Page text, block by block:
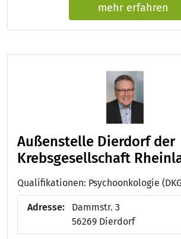
mehr erfahren
Außenstelle Dierdorf der
Krebsgesellschaft
Qualifikationen: Psychoonkologie
Adresse:
Dammstr. 3
56269 Dierdorf